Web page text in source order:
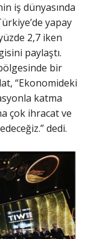
iş dünyasında
yapay
2,7 iken
paylaştı.
bir
“Ekonomideki
katma
çok ihracat ve
dedi.